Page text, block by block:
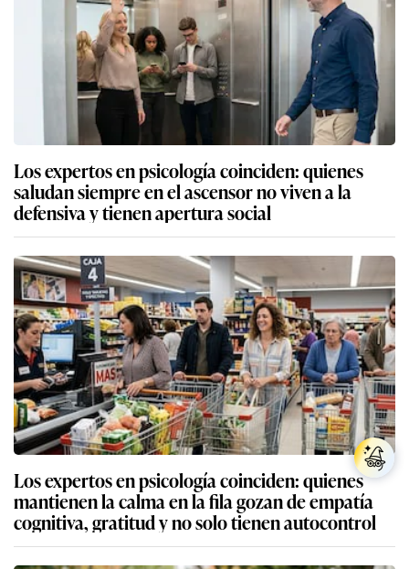
Los expertos en psicología coinciden: quienes
saludan siempre en el ascensor no viven a la
defensiva y tienen apertura social
Los expertos en psicología coinciden: quienes
mantienen la calma en la fila gozan de empatía
cognitiva, gratitud y no solo tienen autocontrol